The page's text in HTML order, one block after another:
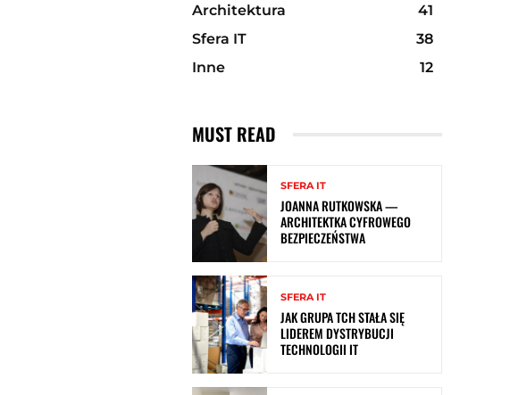
Architektura
41
Sfera IT
38
Inne
12
MUST READ
SFERA IT
JOANNA RUTKOWSKA —
ARCHITEKTKA CYFROWEGO
BEZPIECZEŃSTWA
SFERA IT
JAK GRUPA TCH STAŁA SIĘ
LIDEREM DYSTRYBUCJI
TECHNOLOGII IT